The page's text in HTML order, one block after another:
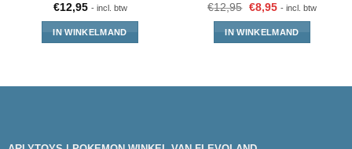
€12,95 - incl. btw
IN WINKELMAND
€12,95 €8,95 - incl. btw
IN WINKELMAND